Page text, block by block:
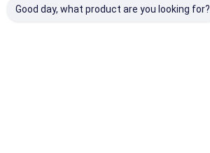
Good day, what product are you looking for?